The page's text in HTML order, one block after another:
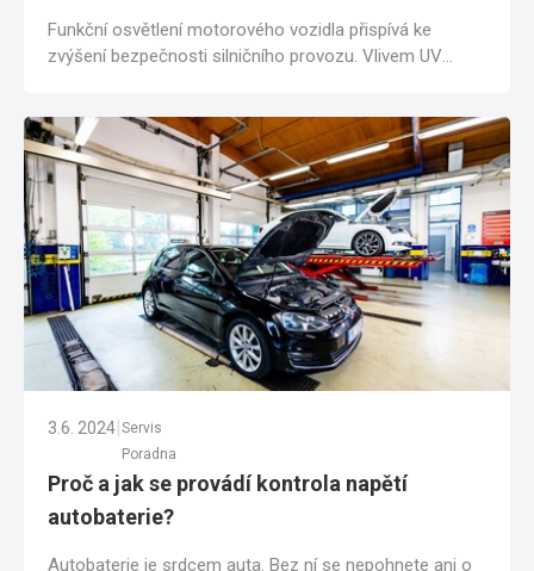
Funkční osvětlení motorového vozidla přispívá ke
zvýšení bezpečnosti silničního provozu. Vlivem UV
3.6. 2024 Servis
Poradna
Proč a jak se provádí kontrola napětí
autobaterie?
Autobaterie je srdcem auta. Bez ní se nepohnete ani o